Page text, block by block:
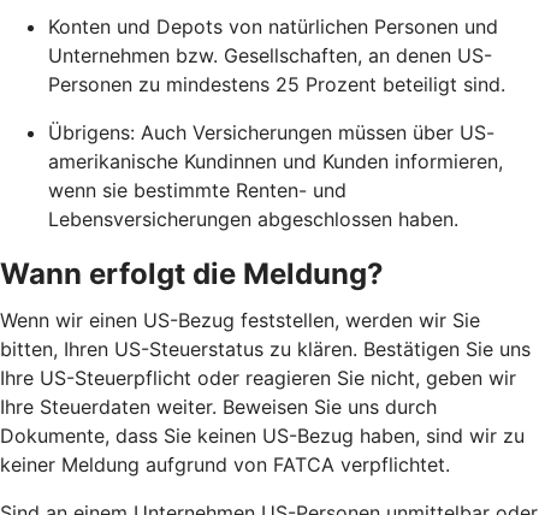
Konten und Depots von natürlichen Personen und
Unternehmen bzw. Gesellschaften, an denen US-
Personen zu mindestens 25 Prozent beteiligt sind.
Übrigens: Auch Versicherungen müssen über US-
amerikanische Kundinnen und Kunden informieren,
wenn sie bestimmte Renten- und
Lebensversicherungen abgeschlossen haben.
Wann erfolgt die Meldung?
Wenn wir einen US-Bezug feststellen, werden wir Sie
bitten, Ihren US-Steuerstatus zu klären. Bestätigen Sie uns
Ihre US-Steuerpflicht oder reagieren Sie nicht, geben wir
Ihre Steuerdaten weiter. Beweisen Sie uns durch
Dokumente, dass Sie keinen US-Bezug haben, sind wir zu
keiner Meldung aufgrund von FATCA verpflichtet.